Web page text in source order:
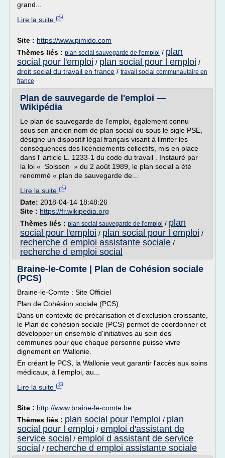
grand...
Lire la suite
Site : https://www.pimido.com
Thèmes liés : plan social sauvegarde de l'emploi / plan
social pour l'emploi / plan social pour l emploi /
droit social du travail en france / travail social communautaire en
france
Plan de sauvegarde de l'emploi —
Wikipédia
Le plan de sauvegarde de l'emploi, également connu
sous son ancien nom de plan social ou sous le sigle PSE,
désigne un dispositif légal français visant à limiter les
conséquences des licenciements collectifs, mis en place
dans l' article L. 1233-1 du code du travail . Instauré par
la loi « Soisson » du 2 août 1989, le plan social a été
renommé « plan de sauvegarde de...
Lire la suite
Date: 2018-04-14 18:48:26
Site : https://fr.wikipedia.org
Thèmes liés : plan social sauvegarde de l'emploi / plan
social pour l'emploi / plan social pour l emploi /
recherche d emploi assistante sociale /
recherche d emploi social
Braine-le-Comte | Plan de Cohésion sociale
(PCS)
Braine-le-Comte : Site Officiel
Plan de Cohésion sociale (PCS)
Dans un contexte de précarisation et d'exclusion croissante,
le Plan de cohésion sociale (PCS) permet de coordonner et
développer un ensemble d'initiatives au sein des
communes pour que chaque personne puisse vivre
dignement en Wallonie.
En créant le PCS, la Wallonie veut garantir l'accès aux soins
médicaux, à l'emploi, au...
Lire la suite
Site : http://www.braine-le-comte.be
Thèmes liés : plan social pour l'emploi / plan
social pour l emploi / emploi d'assistant de
service social / emploi d assistant de service
social / recherche d emploi assistante sociale